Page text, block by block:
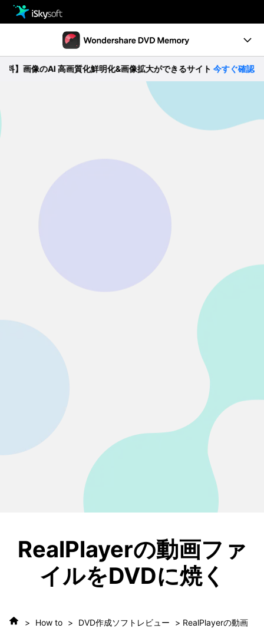
Utility
製品活用事例
製品機能
画像のAI 高画質化鮮明化&画像拡大ができるサイト今すぐ確認 >>
RealPlayerの動画ファ
イルをDVDに焼く
> How to > DVD作成ソフトレビュー
> RealPlayerの動画